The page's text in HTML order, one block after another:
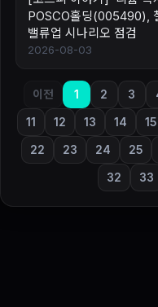
POSCO홀딩(005490),
밸류업 시나리오 점검
2026-08-03
이전 1 2 3
11 12 13 14 15
22 23 24 25
32 33